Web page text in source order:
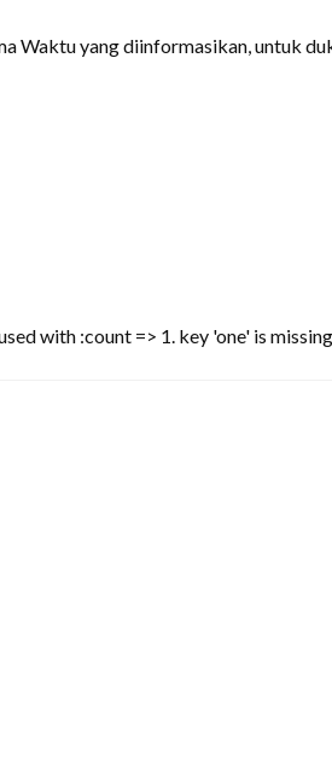
Waktu yang diinformasikan, untuk
with :count => 1. key 'one' is